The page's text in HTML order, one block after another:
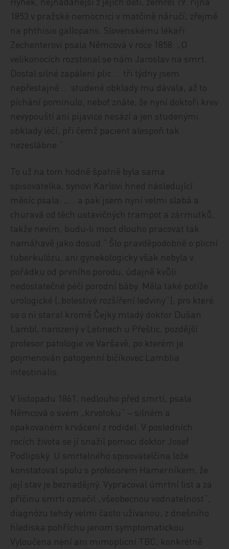
1853 v pražské nemocnici v matčině náručí, zřejmě
na phthisis gallopans. Slovenskému lékaři
Zechenterovi psala Němcová v roce 1858: „O
velikonocích rozstonal se nám Jaroslav na smrt.
Dostal silné zapálení plic … tři týdny jsem
nepřestajně … studené obklady mu dávala, až to
píchání pominulo, neboť znáte, že nyní doktoři krev
nevypouští ani pijavice nesází a jen studenými
obklady léčí, při čemž pacient alespoň tak
nezeslábne.“
To už na tom hodně špatně byla sama
spisovatelka; synovi Karlovi hned následující
měsíc psala: „… a pak jsem nyní velmi slabá a
churavá od těch ustavičných trampot a zármutků,
takže nevím, budu‑li moct dlouho pracovat tak
namáhavě jako dosud.“ Šlo pravděpodobně o plicní
tuberkulózu, ani gynekologicky však nebyla v
pořádku od prvního porodu, údajně kvůli
nedostatečné péči porodní báby. Měla také potíže
urologické („bolestivé rozšíření ledviny“), pro které
se o ni staral kromě Čejky mladý doktor Dušan
Lambl, narozený v Letinech u Přeštic, pozdější
profesor patologie ve Varšavě, po kterém je
pojmenován patogenní bičíkovec Lamblia
intestinalis.
V listopadu 1861, nedlouho před smrtí, psala
Němcová o svém „krvotoku“ – silném a
opakovaném krvácení z rodidel. V posledních
rocích života se jí snažil pomoci doktor Josef
Podlipský. U smrtelného spisovatelčina lože
konstatoval spolu s profesorem Hamerníkem, že
její stav je beznadějný. Vypracoval úmrtní list a za
příčinu smrti označil „všeobecnou vodnatelnost“,
diagnózu tehdy velmi často užívanou, z dnešního
hlediska pohříchu jenom symptomatickou.
Vyloučena není ani mimoplicní TBC, konkrétně